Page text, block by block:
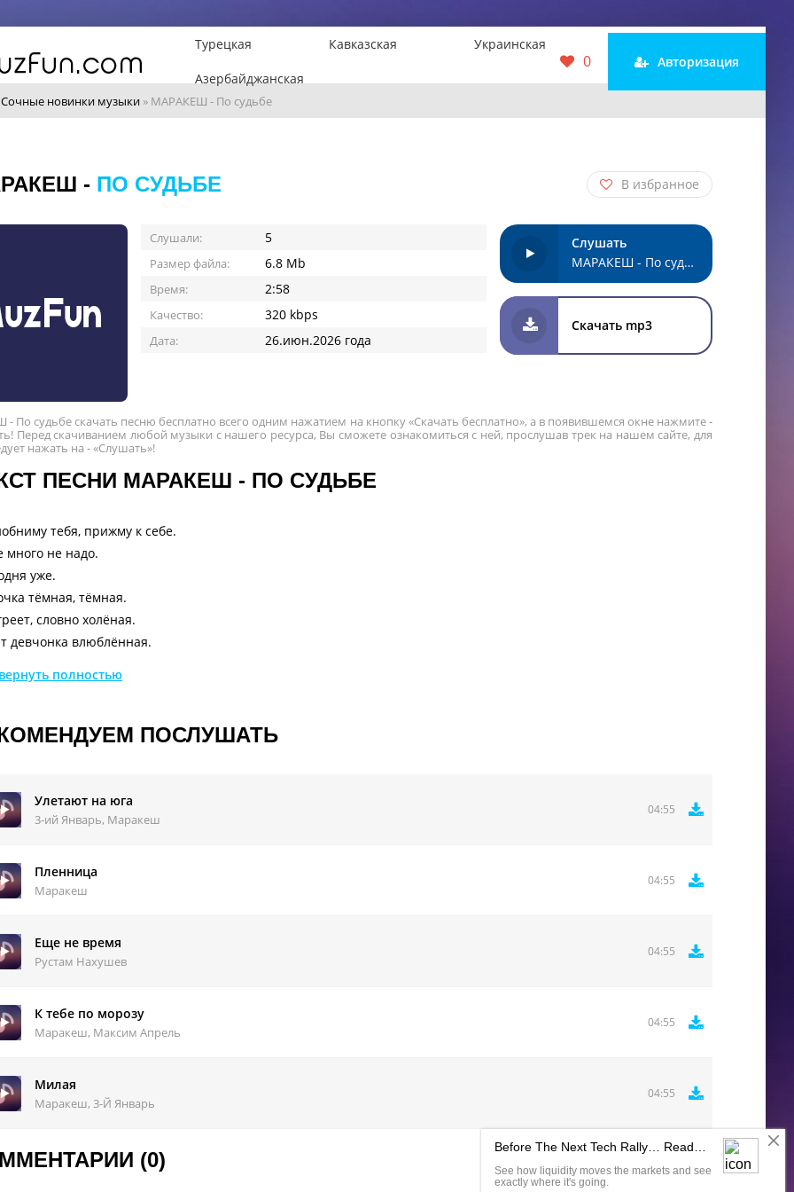
Турецкая Кавказская Украинская
Азербайджанская
0 Авторизация
Сочные новинки музыки » МАРАКЕШ - По судьбе
- ПО СУДЬБЕ В избранное
Слушали: 5
Размер файла: 6.8 Mb
Время: 2:58
Качество: 320 kbps
Дата: 26.июн.2026 года
Слушать
МАРАКЕШ - По судьбе
Скачать mp3
По судьбе скачать песню бесплатно всего одним нажатием на кнопку «Скачать бесплатно», а в появившемся окне нажмите -
Перед скачиванием любой музыки с нашего ресурса, Вы сможете ознакомиться с ней, прослушав трек на нашем сайте, для
нажать на - «Слушать»!
ПЕСНИ МАРАКЕШ - ПО СУДЬБЕ
тебя, прижму к себе.
много не надо.
уже.
тёмная, тёмная.
словно холёная.
девчонка влюблённая.
парнишку за всё прости!
не бывает той радости.
дам, дарам-дам.
дам, дарам-дам.
дам, дарам-дам.
полностью
ПОСЛУШАТЬ
Улетают на юга
3-ий Январь, Маракеш
04:55
Пленница
Маракеш
04:55
Еще не время
Рустам Нахушев
04:55
К тебе по морозу
Маракеш, Максим Апрель
04:55
Милая
Маракеш, 3-Й Январь
04:55
(0) Комментировать